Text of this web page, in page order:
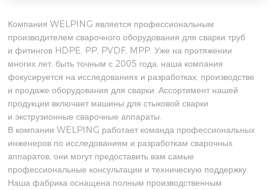
Компания WELPING является профессиональным
производителем сварочного оборудования для сварки труб
и фитингов HDPE, PP, PVDF, MPP. Уже на протяжении
многих лет, быть точным с 2005 года, наша компания
фокусируется на исследованиях и разработках, производстве
и продаже оборудования для сварки. Ассортимент нашей
продукции включает машины для стыковой сварки
и экструзионные сварочные аппараты.
В компании WELPING работает команда профессиональных
инженеров по исследованиям и разработкам сварочных
аппаратов, они могут предоставить вам самые
профессиональные консультации и техническую поддержку.
Наша фабрика оснащена полным производственным